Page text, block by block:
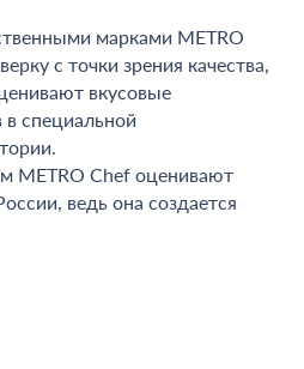
марками METRO
с точки зрения качества,
вкусовые
в специальной
METRO Chef оценивают
ведь она создается